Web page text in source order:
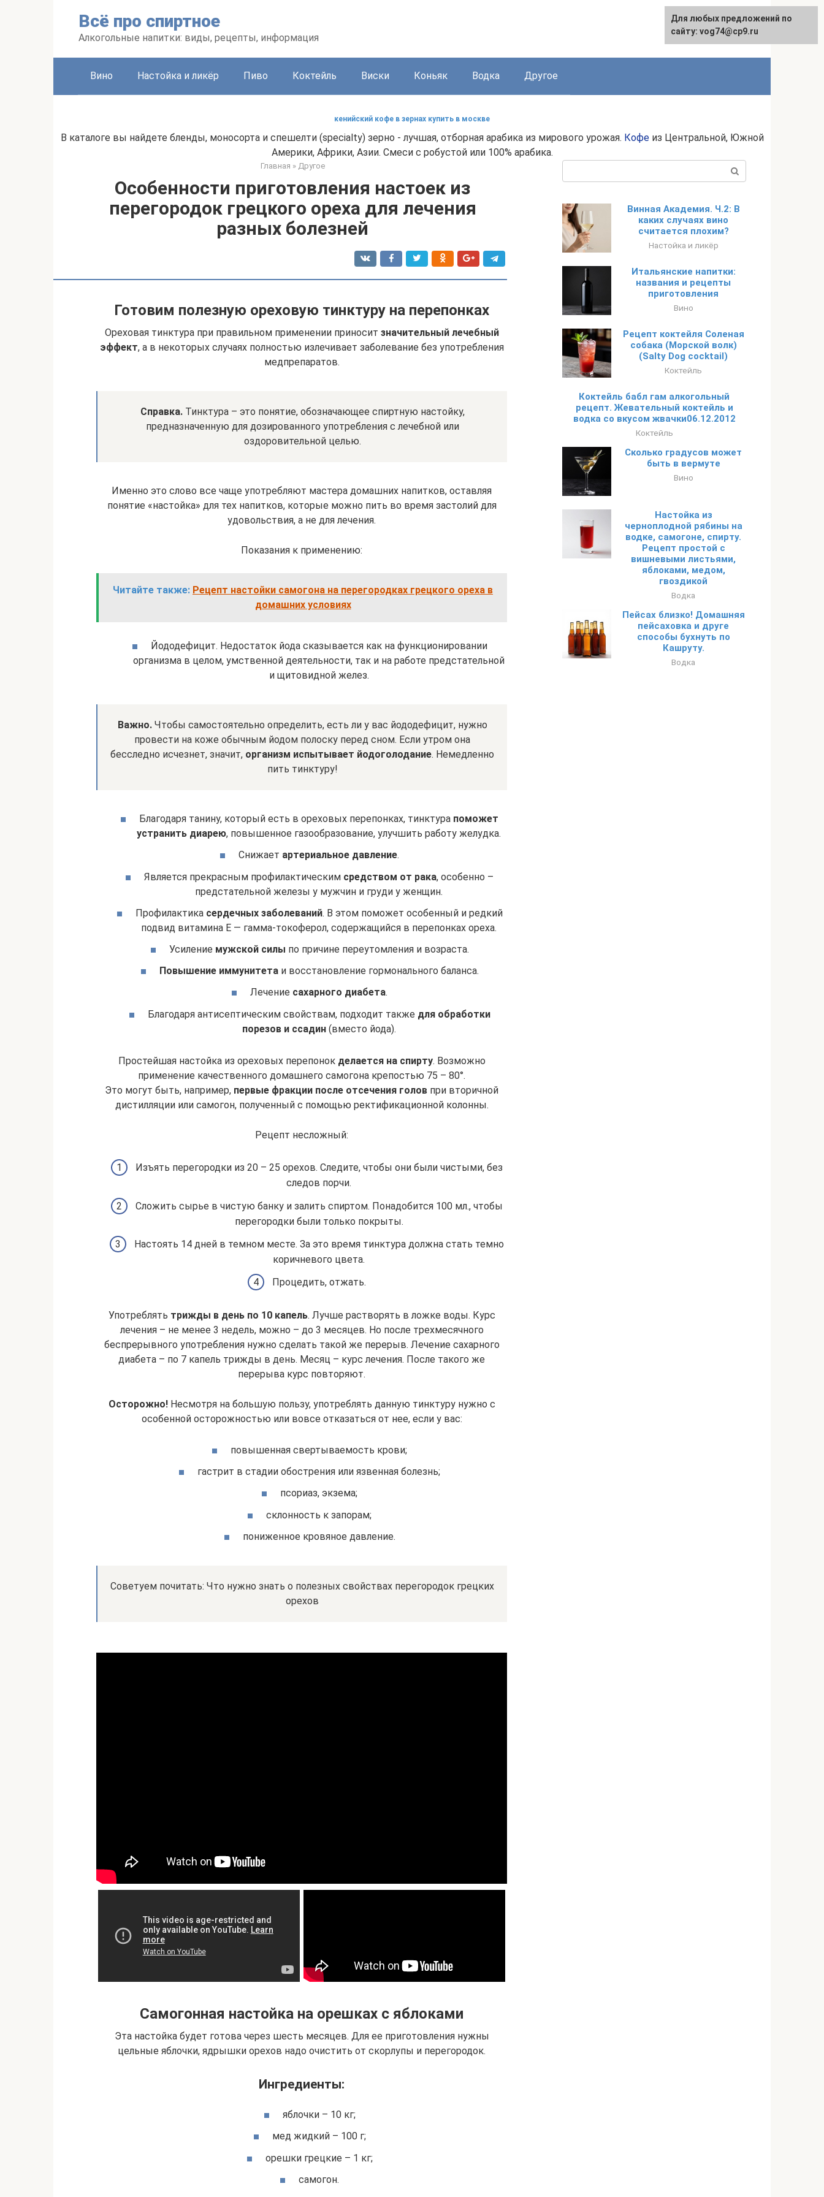
Всё про спиртное
Алкогольные напитки: виды, рецепты, информация
Вино Настойка и ликёр Пиво Коктейль Виски Коньяк Водка Другое
кенийский кофе в зернах купить в москве
В каталоге вы найдете бленды, моносорта и спешелти (specialty) зерно - лучшая, отборная арабика из мирового урожая. Кофеиз Центральной, Южной
Америки, Африки, Азии. Смеси с робустой или 100% арабика.
Главная » Другое
Особенности приготовления настоек из
перегородок грецкого ореха для лечения
разных болезней
Готовим полезную ореховую тинктуру на перепонках
Ореховая тинктура при правильном применении приносит значительный лечебный
эффект, а в некоторых случаях полностью излечивает заболевание без употребления
медпрепаратов.
Справка.Тинктура – это понятие, обозначающее спиртную настойку,
предназначенную для дозированного употребления с лечебной или
оздоровительной целью.
Именно это слово все чаще употребляют мастера домашних напитков, оставляя
понятие «настойка» для тех напитков, которые можно пить во время застолий для
удовольствия, а не для лечения.
Показания к применению:
Читайте также: Рецепт настойки самогона на перегородках грецкого ореха в
домашних условиях
Йододефицит. Недостаток йода сказывается как на функционировании
организма в целом, умственной деятельности, так и на работе предстательной
и щитовидной желез.
Важно.Чтобы самостоятельно определить, есть ли у вас йододефицит, нужно
провести на коже обычным йодом полоску перед сном. Если утром она
бесследно исчезнет, значит, организм испытывает йодоголодание. Немедленно
пить тинктуру!
Благодаря танину, который есть в ореховых перепонках, тинктура поможет
устранить диарею, повышенное газообразование, улучшить работу желудка.
Снижает артериальное давление.
Является прекрасным профилактическим средством от рака, особенно –
предстательной железы у мужчин и груди у женщин.
Профилактика сердечных заболеваний. В этом поможет особенный и редкий
подвид витамина Е — гамма-токоферол, содержащийся в перепонках ореха.
Усиление мужской силы по причине переутомления и возраста.
Повышение иммунитетаи восстановление гормонального баланса.
Лечение сахарного диабета.
Благодаря антисептическим свойствам, подходит также для обработки
порезов и ссадин(вместо йода).
Простейшая настойка из ореховых перепонок делается на спирту. Возможно
применение качественного домашнего самогона крепостью 75 – 80°.
Это могут быть, например, первые фракции после отсечения голов при вторичной
дистилляции или самогон, полученный с помощью ректификационной колонны.
Рецепт несложный:
Изъять перегородки из 20 – 25 орехов. Следите, чтобы они были чистыми, без
следов порчи.
Сложить сырье в чистую банку и залить спиртом. Понадобится 100 мл., чтобы
перегородки были только покрыты.
Настоять 14 дней в темном месте. За это время тинктура должна стать темно
коричневого цвета.
Процедить, отжать.
Употреблять трижды в день по 10 капель. Лучше растворять в ложке воды. Курс
лечения – не менее 3 недель, можно – до 3 месяцев. Но после трехмесячного
беспрерывного употребления нужно сделать такой же перерыв. Лечение сахарного
диабета – по 7 капель трижды в день. Месяц – курс лечения. После такого же
перерыва курс повторяют.
Осторожно!Несмотря на большую пользу, употреблять данную тинктуру нужно с
особенной осторожностью или вовсе отказаться от нее, если у вас:
повышенная свертываемость крови;
гастрит в стадии обострения или язвенная болезнь;
псориаз, экзема;
склонность к запорам;
пониженное кровяное давление.
Советуем почитать: Что нужно знать о полезных свойствах перегородок грецких
орехов
Самогонная настойка на орешках с яблоками
Эта настойка будет готова через шесть месяцев. Для ее приготовления нужны
цельные яблочки, ядрышки орехов надо очистить от скорлупы и перегородок.
Ингредиенты:
яблочки – 10 кг;
мед жидкий – 100 г;
орешки грецкие – 1 кг;
самогон.
Винная Академия. Ч.2: В
каких случаях вино
считается плохим?
Настойка и ликёр
Итальянские напитки:
названия и рецепты
приготовления
Вино
Рецепт коктейля Соленая
собака (Морской волк)
(Salty Dog cocktail)
Коктейль
Коктейль бабл гам алкогольный
рецепт. Жевательный коктейль и
водка со вкусом жвачки06.12.2012
Коктейль
Сколько градусов может
быть в вермуте
Вино
Настойка из
черноплодной рябины на
водке, самогоне, спирту.
Рецепт простой с
вишневыми листьями,
яблоками, медом,
гвоздикой
Водка
Пейсах близко! Домашняя
пейсаховка и друге
способы бухнуть по
Кашруту.
Водка
Для любых предложений по
сайту: vog74@cp9.ru